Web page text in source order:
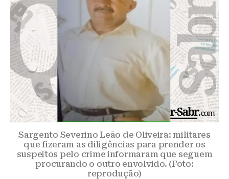
Sargento Severino Leão de Oliveira: militares
que fizeram as diligências para prender os
suspeitos pelo crime informaram que seguem
procurando o outro envolvido. (Foto:
reprodução)